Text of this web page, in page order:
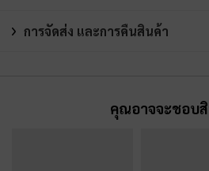
การจัดส่ง และการคืนสินค้า
คุณอาจจะชอบ